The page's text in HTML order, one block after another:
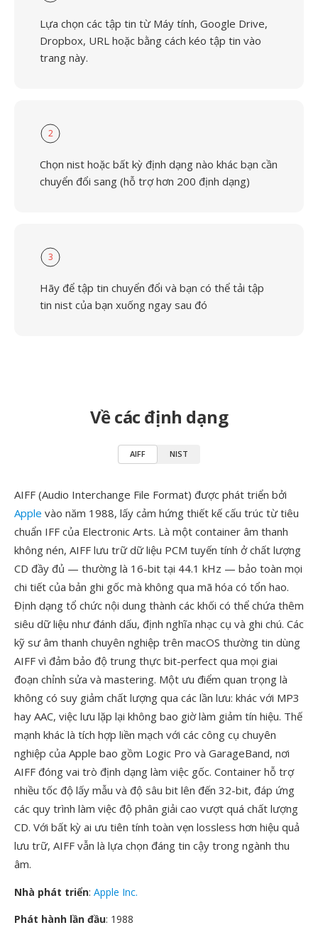
Lựa chọn các tập tin từ Máy tính, Google Drive,
Dropbox, URL hoặc bằng cách kéo tập tin vào
trang này.
2
Chọn nist hoặc bất kỳ định dạng nào khác bạn cần
chuyển đổi sang (hỗ trợ hơn 200 định dạng)
3
Hãy để tập tin chuyển đổi và bạn có thể tải tập
tin nist của bạn xuống ngay sau đó
Về các định dạng
AIFF NIST
AIFF (Audio Interchange File Format) được phát triển bởi
Apple vào năm 1988, lấy cảm hứng thiết kế cấu trúc từ tiêu
chuẩn IFF của Electronic Arts. Là một container âm thanh
không nén, AIFF lưu trữ dữ liệu PCM tuyến tính ở chất lượng
CD đầy đủ — thường là 16-bit tại 44.1 kHz — bảo toàn mọi
chi tiết của bản ghi gốc mà không qua mã hóa có tổn hao.
Định dạng tổ chức nội dung thành các khối có thể chứa thêm
siêu dữ liệu như đánh dấu, định nghĩa nhạc cụ và ghi chú. Các
kỹ sư âm thanh chuyên nghiệp trên macOS thường tin dùng
AIFF vì đảm bảo độ trung thực bit-perfect qua mọi giai
đoạn chỉnh sửa và mastering. Một ưu điểm quan trọng là
không có suy giảm chất lượng qua các lần lưu: khác với MP3
hay AAC, việc lưu lặp lại không bao giờ làm giảm tín hiệu. Thế
mạnh khác là tích hợp liền mạch với các công cụ chuyên
nghiệp của Apple bao gồm Logic Pro và GarageBand, nơi
AIFF đóng vai trò định dạng làm việc gốc. Container hỗ trợ
nhiều tốc độ lấy mẫu và độ sâu bit lên đến 32-bit, đáp ứng
các quy trình làm việc độ phân giải cao vượt quá chất lượng
CD. Với bất kỳ ai ưu tiên tính toàn vẹn lossless hơn hiệu quả
lưu trữ, AIFF vẫn là lựa chọn đáng tin cậy trong ngành thu
âm.
Nhà phát triển: Apple Inc.
Phát hành lần đầu: 1988